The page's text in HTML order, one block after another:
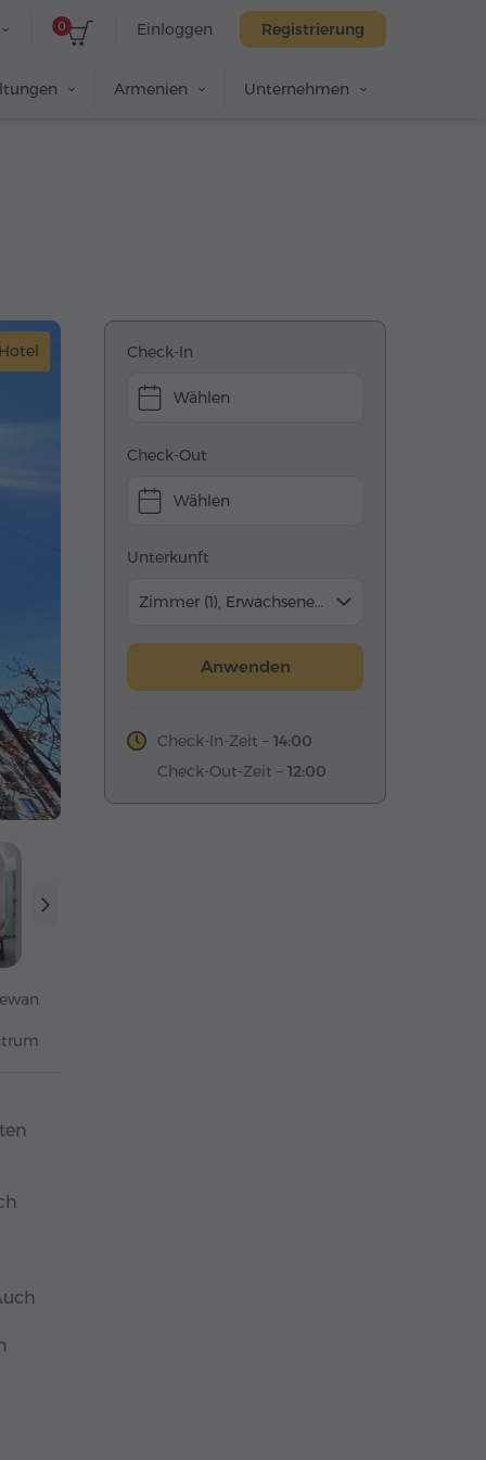
Einloggen Registrierung
0
Armenien Unternehmen
Check-In
Wählen
Check-Out
Wählen
Unterkunft
Zimmer (1), Erwachsene (2)
Anwenden
Check-In-Zeit – 14:00
Check-Out-Zeit – 12:00